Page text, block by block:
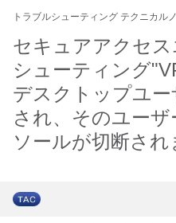
トラブルシューティング テクニカル
セキュアアクセ
シューティング
デスクトップユ
され、そのユー
ソールが切断され